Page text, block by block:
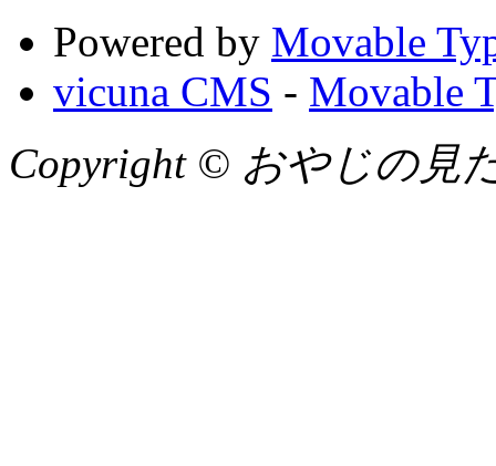
Powered by Movable
vicuna CMS - Movable
Copyright © おやじの見